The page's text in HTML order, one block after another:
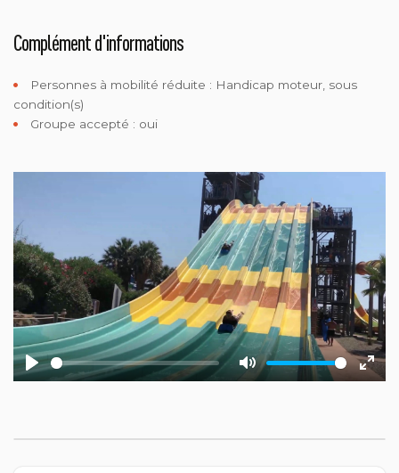
Complément d'informations
Personnes à mobilité réduite : Handicap moteur, sous
condition(s)
Groupe accepté : oui
Play Mute
Enter